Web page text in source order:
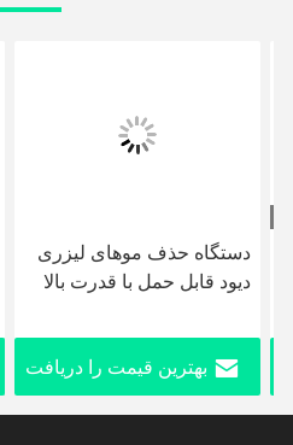
دستگاه حذف موهای لیزری
دیود قابل حمل با قدرت بالا
طول موج
بهترین قیمت را دریافت